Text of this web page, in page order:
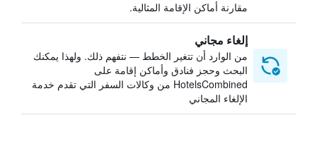
مقارنة أماكن الإقامة المثالية.
إلغاء مجاني
من الوارد أن تتغير الخطط — نتفهم ذلك. ولهذا يمكنك
البحث وحجز فنادق وأماكن إقامة على
HotelsCombined من وكالات السفر التي تقدم خدمة
الإلغاء المجاني